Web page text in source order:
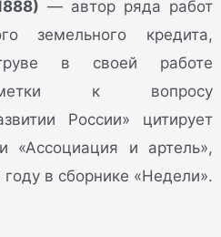
— автор ряда работ
земельного кредита,
в своей работе
к вопросу
России» цитирует
«Ассоциация и артель»,
в сборнике «Недели».